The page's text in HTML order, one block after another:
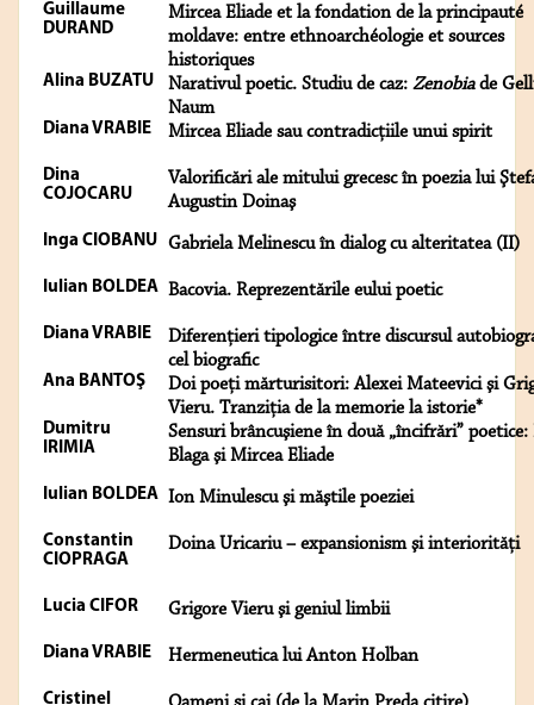
Guillaume
DURAND
Mircea Eliade et la fondation de la principauté
moldave: entre ethnoarchéologie et sources
historiques
Alina BUZATU Narativul poetic. Studiu de caz: Zenobiade
Naum
Diana VRABIE Mircea Eliade sau contradicţiile unui spirit
Dina
COJOCARU
Valorificări ale mitului grecesc în poezia lui
Augustin Doinaş
Inga CIOBANU Gabriela Melinescu în dialog cu alteritatea (II)
Iulian BOLDEA Bacovia. Reprezentările eului poetic
Diana VRABIE
Diferenţieri tipologice între discursul
cel biografic
Ana BANTOŞ
Doi poeţi mărturisitori: Alexei Mateevici şi
Vieru. Tranziţia de la memorie la istorie*
Dumitru
IRIMIA
Sensuri brâncuşiene în două „încifrări” poetice:
Blaga şi Mircea Eliade
Iulian BOLDEA Ion Minulescu şi măştile poeziei
Constantin
CIOPRAGA
Doina Uricariu – expansionism şi interiorităţi
Lucia CIFOR Grigore Vieru şi geniul limbii
Diana VRABIE Hermeneutica lui Anton Holban
Cristinel